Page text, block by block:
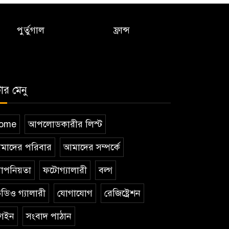
পুর্তুগাল ফ্রান্স
মেনু
আপলোডকারীর লিস্ট
পরিবার আমাদের সম্পর্কে
ফটোগ্যালারী বল্গ
গ্যালারী যোগাযোগ রেজিষ্ট্রেশন
সংবাদ পাঠান